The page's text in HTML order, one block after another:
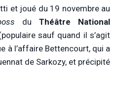
et joué du 19 novembre au
duThéâtre National
sauf quand il s’agit
à l’affaire Bettencourt, qui a
de Sarkozy, et précipité